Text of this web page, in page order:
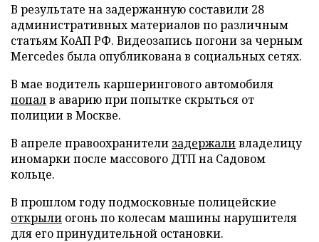
В результате на задержанную составили 28
административных материалов по различным
статьям КоАП РФ. Видеозапись погони за черным
Mercedes была опубликована в социальных сетях.
В мае водитель каршерингового автомобиля
попалв аварию при попытке скрыться от
полиции в Москве.
В апреле правоохранители задержаливладелицу
иномарки после массового ДТП на Садовом
кольце.
В прошлом году подмосковные полицейские
открыли огонь по колесам машины нарушителя
для его принудительной остановки.